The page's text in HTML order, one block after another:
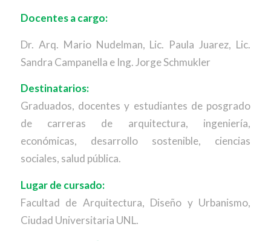
Docentes a cargo:
Dr. Arq. Mario Nudelman, Lic. Paula Juarez, Lic.
Sandra Campanella e Ing. Jorge Schmukler
Destinatarios:
Graduados, docentes y estudiantes de posgrado
de carreras de arquitectura, ingeniería,
económicas, desarrollo sostenible, ciencias
sociales, salud pública.
Lugar de cursado:
Facultad de Arquitectura, Diseño y Urbanismo,
Ciudad Universitaria UNL.